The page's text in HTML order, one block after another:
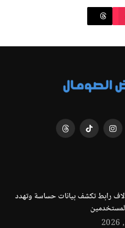
الانستغرامتيكتوك Threads
من 4 آلاف رابط تكشف بيانات حساسة وتهدد